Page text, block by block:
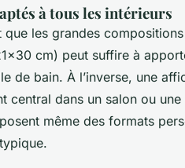
à tous les intérieurs
que les grandes
cm) peut suffire à
de bain. À l’inverse, une
central dans un salon ou
même des formats